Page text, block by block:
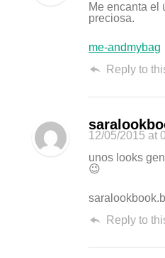
Me encanta el
preciosa.
me-andmybag
Reply to
12/05/2015 at
unos looks
😉
Reply to